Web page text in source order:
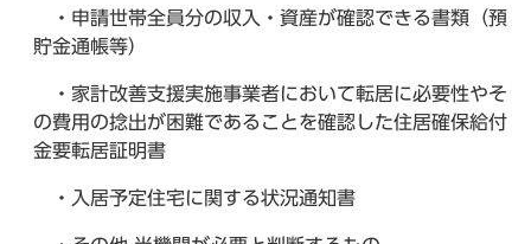
・申請世帯全員分の収入・資産が確認できる書類（預
貯金通帳等）
・家計改善支援実施事業者において転居に必要性やそ
の費用の捻出が困難であることを確認した住居確保給付
金要転居証明書
・入居予定住宅に関する状況通知書